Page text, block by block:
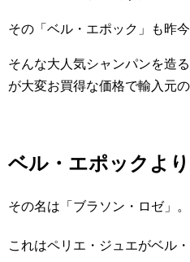
その「ベル・エポック」も昨
そんな大人気シャンパンを造
が大変お買得な価格で輸入元
ベル・エポックよ
その名は「ブラソン・ロゼ」。
これはペリエ・ジュエがベル